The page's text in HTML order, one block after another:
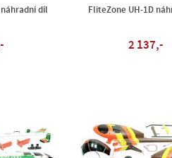
díl FliteZone UH-1D
2 137,-